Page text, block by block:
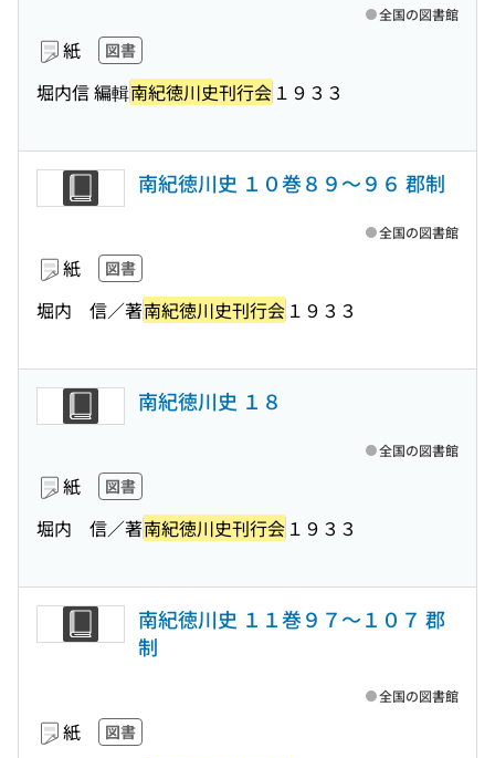
紙 図書
堀内信 編輯南紀徳川史刊行会 １９３３
全国の図書館
南紀徳川史 １０巻８９〜９６ 郡制
紙 図書
堀内 信／著南紀徳川史刊行会 １９３３
全国の図書館
南紀徳川史 １８
紙 図書
堀内 信／著南紀徳川史刊行会 １９３３
全国の図書館
南紀徳川史 １１巻９７〜１０７ 郡
制
紙 図書
全国の図書館